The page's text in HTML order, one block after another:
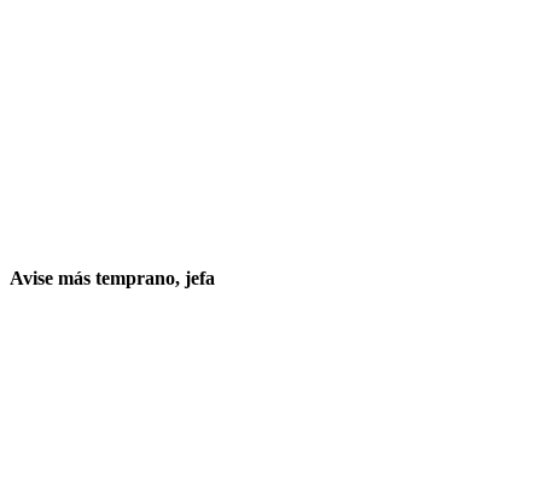
Avise más temprano, jefa